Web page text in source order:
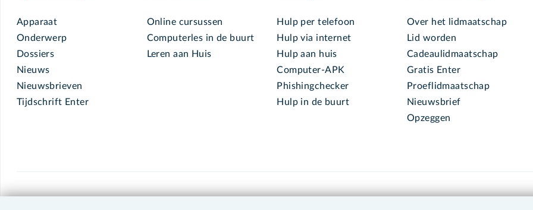
Apparaat
Onderwerp
Dossiers
Nieuws
Nieuwsbrieven
Tijdschrift Enter
Online cursussen
Computerles in de buurt
Leren aan Huis
Hulp per telefoon
Hulp via internet
Hulp aan huis
Computer-APK
Phishingchecker
Hulp in de buurt
Over het lidmaatschap
Lid worden
Cadeaulidmaatschap
Gratis Enter
Proeflidmaatschap
Nieuwsbrief
Opzeggen